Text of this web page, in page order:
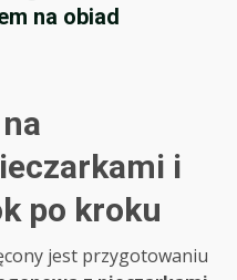
na obiad
i
po kroku
jest przygotowaniu